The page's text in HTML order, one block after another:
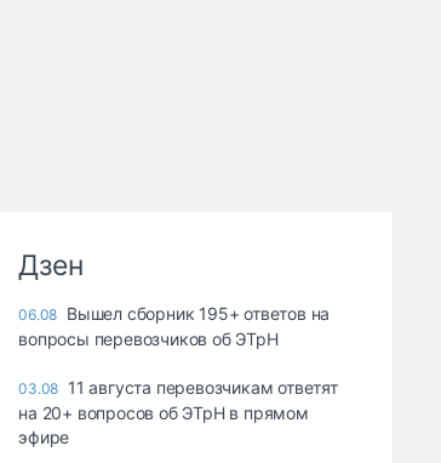
Дзен
06.08 Вышел сборник 195+ ответов на
вопросы перевозчиков об ЭТрН
03.08 11 августа перевозчикам ответят
на 20+ вопросов об ЭТрН в прямом
эфире